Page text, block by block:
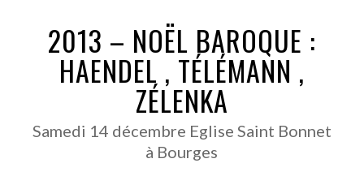
2013 – NOËL BAROQUE :
HAENDEL , TÉLÉMANN ,
ZÉLENKA
Samedi 14 décembre Eglise Saint Bonnet
à Bourges